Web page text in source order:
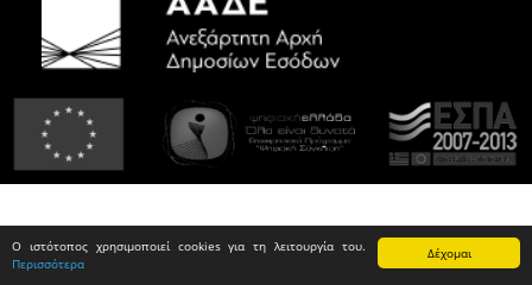
Δέχομαι
Ο ιστότοπος χρησιμοποιεί cookies για τη λειτουργία του.
Περισσότερα